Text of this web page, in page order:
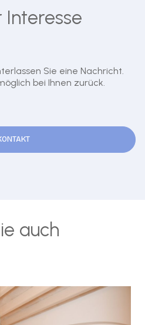
Interesse
Sie eine Nachricht.
bei Ihnen zurück.
auch